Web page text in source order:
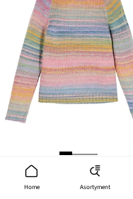
Home Asortyment